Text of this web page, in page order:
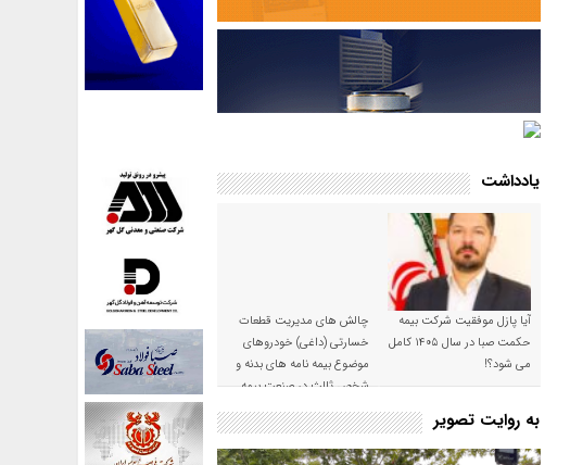
یادداشت
آیا پازل موفقیت شرکت بیمه
حکمت صبا در سال ۱۴۰۵ کامل
می شود؟!
چالش های مدیریت قطعات
خسارتی (داغی) خودروهای
موضوع بیمه نامه های بدنه و
شخص ثالث در صنعت بیمه
به روایت تصویر